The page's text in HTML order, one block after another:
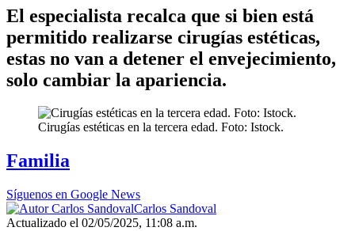
El especialista recalca que si bien está
permitido realizarse cirugías estéticas,
estas no van a detener el envejecimiento,
solo cambiar la apariencia.
Cirugías estéticas en la tercera edad. Foto: Istock.
Familia
Síguenos en Google News
Carlos Sandoval
Actualizado el 02/05/2025, 11:08 a.m.